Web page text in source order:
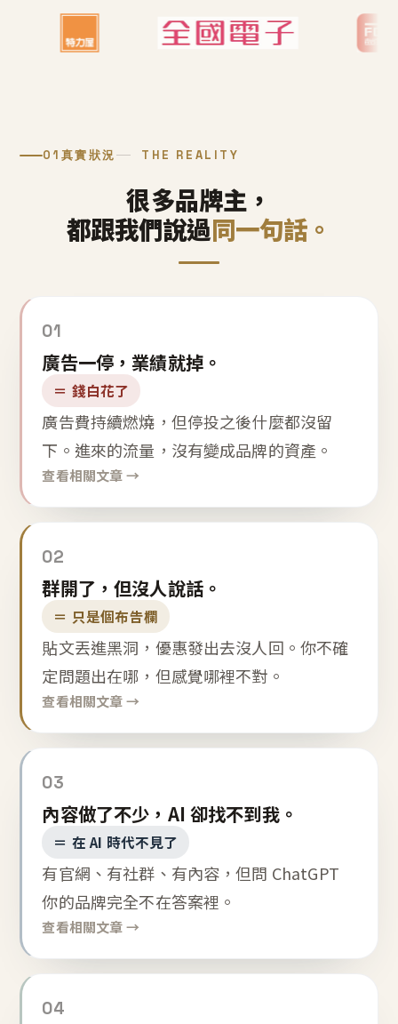
01 真實狀況 THE REALITY
很多品牌主，
都跟我們說過同一句話。
01
廣告一停，業績就掉。
＝ 錢白花了
廣告費持續燃燒，但停投之後什麼都沒留
下。進來的流量，沒有變成品牌的資產。
查看相關文章 →
02
群開了，但沒人說話。
＝ 只是個布告欄
貼文丟進黑洞，優惠發出去沒人回。你不確
定問題出在哪，但感覺哪裡不對。
查看相關文章 →
03
內容做了不少，AI 卻找不到我。
＝ 在 AI 時代不見了
有官網、有社群、有內容，但問 ChatGPT
你的品牌完全不在答案裡。
查看相關文章 →
04